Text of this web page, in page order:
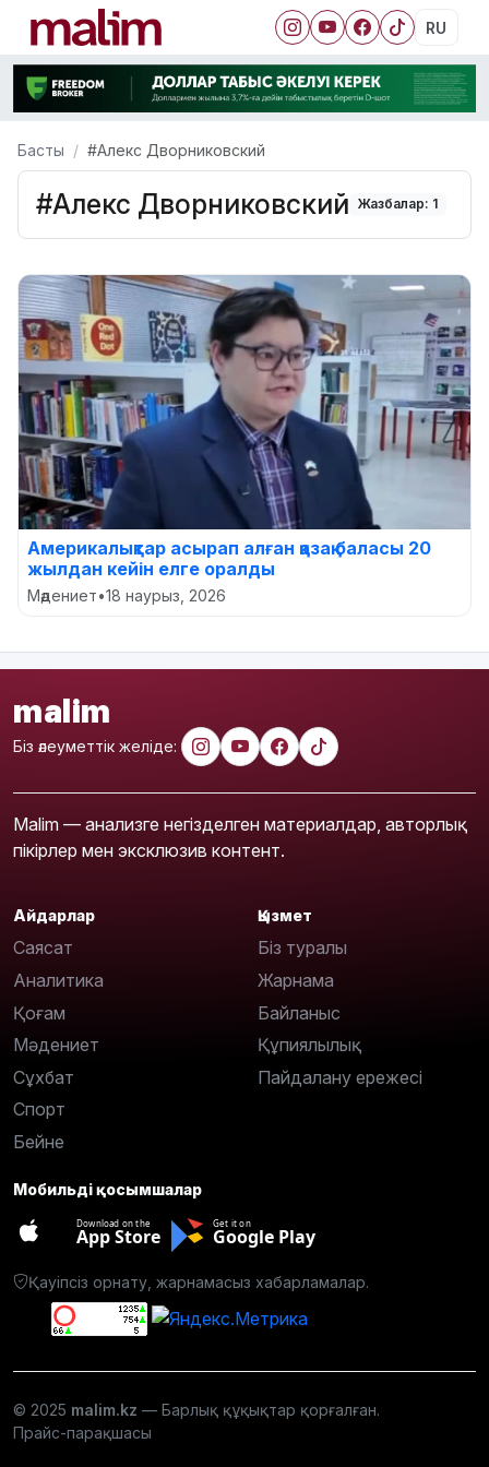
RU
Басты #Алекс Дворниковский
#Алекс Дворниковский Жазбалар: 1
Америкалықтар асырап алған қазақ баласы 20
жылдан кейін елге оралды
Мәдениет•18 наурыз, 2026
malim
Біз әлеуметтік желіде:
Malim — анализге негізделген материалдар, авторлық
пікірлер мен эксклюзив контент.
Айдарлар
Саясат
Аналитика
Қоғам
Мәдениет
Сұхбат
Спорт
Бейне
Қызмет
Біз туралы
Жарнама
Байланыс
Құпиялылық
Пайдалану ережесі
Мобильді қосымшалар
Download on the
App Store
Get it on
Google Play
Қауіпсіз орнату, жарнамасыз хабарламалар.
© 2025 malim.kz — Барлық құқықтар қорғалған.
Прайс-парақшасы